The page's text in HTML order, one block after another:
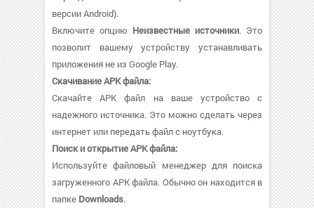
версии Android).
Включите опцию Неизвестные источники. Это
позволит вашему устройству устанавливать
приложения не из Google Play.
Скачивание APK файла:
Скачайте APK файл на ваше устройство с
надежного источника. Это можно сделать через
интернет или передать файл с ноутбука.
Поиск и открытие APK файла:
Используйте файловый менеджер для поиска
загруженного APK файла. Обычно он находится в
папке Downloads.